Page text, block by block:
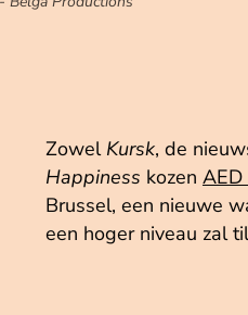
Zowel Kursk, de
Happiness kozen AED
Brussel, een nieuwe
een hoger niveau zal